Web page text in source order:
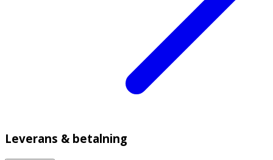
Leverans & betalning